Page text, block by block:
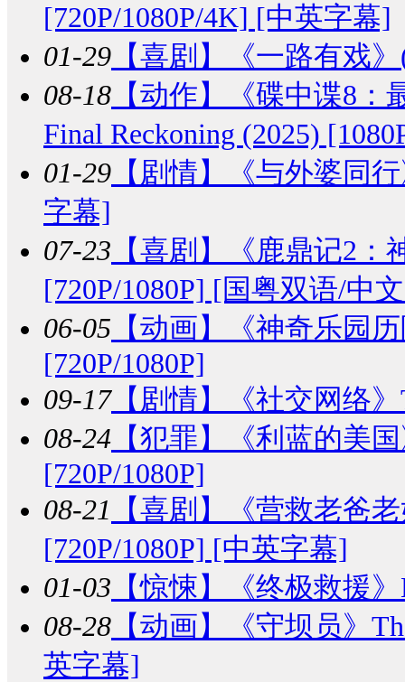
[720P/1080P/4K] [中英字幕]
01-29 【喜剧】
《一路有戏
08-18 【动作】
《碟中谍8：
Final Reckoning (2025)
01-29 【剧情】
《与外婆同
字幕]
07-23 【喜剧】
《鹿鼎记2
[720P/1080P] [国粤双语/中
06-05 【动画】
《神奇乐园
[720P/1080P]
09-17【剧情】
《社交网络
08-24 【犯罪】
《利蓝的美
[720P/1080P]
08-21
【喜剧】
《营救老爸
[720P/1080P] [中英字幕]
01-03 【惊悚】
《终极救援
08-28 【动画】
《守坝员》
英字幕]